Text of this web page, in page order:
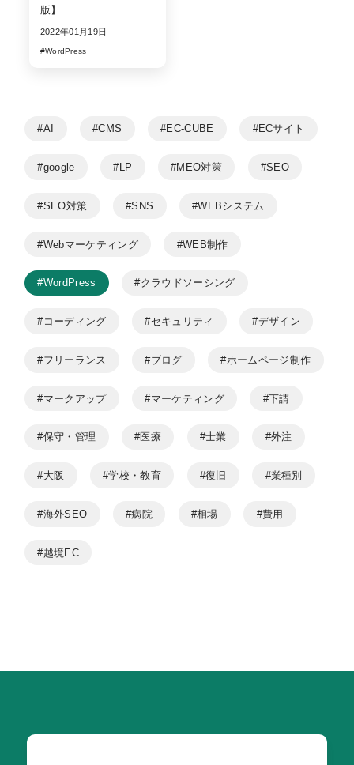
版】
2022年01月19日
#WordPress
#AI #CMS #EC-CUBE #ECサイト
#google #LP #MEO対策 #SEO
#SEO対策 #SNS #WEBシステム
#Webマーケティング #WEB制作
#WordPress #クラウドソーシング
#コーディング #セキュリティ #デザイン
#フリーランス #ブログ #ホームページ制作
#マークアップ #マーケティング #下請
#保守・管理 #医療 #士業 #外注
#大阪 #学校・教育 #復旧 #業種別
#海外SEO #病院 #相場 #費用
#越境EC